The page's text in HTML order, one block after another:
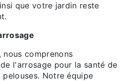
que votre jardin reste
nous comprenons
l'arrosage pour la santé de
Notre équipe